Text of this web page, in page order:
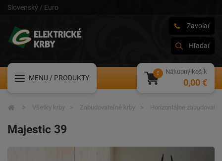
Slovenský / Euro
Zavolať
Hľadať
MENU / PRODUKTY
Nákupný košík
0,00 €
Majestic 39
Všetky krby Zabudovateľné krby Horizontálne